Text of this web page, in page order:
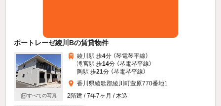
ポートレーゼ綾川Bの賃貸物件
すべての写真
綾川駅 歩4分 （琴電琴平線）
滝宮駅 歩14分 （琴電琴平線）
陶駅 歩21分 （琴電琴平線）
香川県綾歌郡綾川町萱原770番地1
2階建 / 7年7ヶ月 / 木造